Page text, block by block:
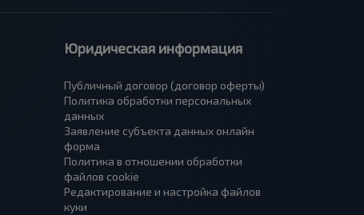
Юридическая информация
Публичный договор (договор оферты)
Политика обработки персональных
данных
Заявление субъекта данных онлайн
форма
Политика в отношении обработки
файлов cookie
Редактирование и настройка файлов
куки